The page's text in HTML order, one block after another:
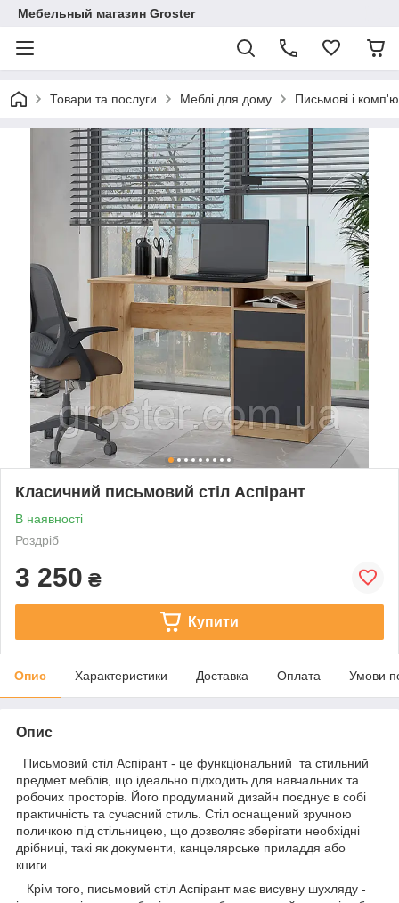
Мебельный магазин Groster
Товари та послуги Меблі для дому Письмові і
Класичний письмовий стіл Аспірант
В наявності
Роздріб
3 250 ₴
Купити
Опис Характеристики Доставка Оплата Умови
Опис
Письмовий стіл Аспірант - це функціональний та стильний
предмет меблів, що ідеально підходить для навчальних та
робочих просторів. Його продуманий дизайн поєднує в собі
практичність та сучасний стиль. Стіл оснащений зручною
поличкою під стільницею, що дозволяє зберігати необхідні
дрібниці, такі як документи, канцелярське приладдя або
книги
Крім того, письмовий стіл Аспірант має висувну шухляду -